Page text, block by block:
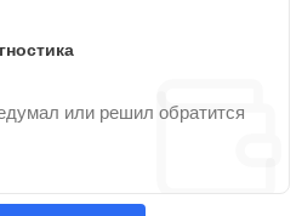
или решил обратится